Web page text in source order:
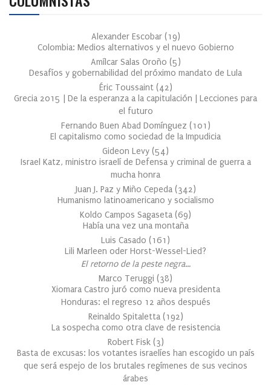
Alexander Escobar (19)
Colombia: Medios alternativos y el nuevo Gobierno
Amílcar Salas Oroño (5)
Desafíos y gobernabilidad del próximo mandato de Lula
Éric Toussaint (42)
Grecia 2015 | De la esperanza a la capitulación | Lecciones para
el futuro
Fernando Buen Abad Domínguez (101 )
El capitalismo como sociedad de la Impudicia
Gideon Levy (54)
Israel Katz, ministro israelí de Defensa y criminal de guerra a
mucha honra
Juan J. Paz y Miño Cepeda (342)
Humanismo latinoamericano y socialismo
Koldo Campos Sagaseta (69)
Había una vez una montaña
Luis Casado (161 )
Lili Marleen oder Horst-Wessel-Lied?
El retorno de la peste negra…
Marco Teruggi (38)
Xiomara Castro juró como nueva presidenta
Honduras: el regreso 12 años después
Reinaldo Spitaletta (192)
La sospecha como otra clave de resistencia
Robert Fisk (3)
Basta de excusas: los votantes israelíes han escogido un país
que será espejo de los brutales regímenes de sus vecinos
árabes